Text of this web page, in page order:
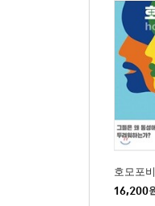
호모포
16,200